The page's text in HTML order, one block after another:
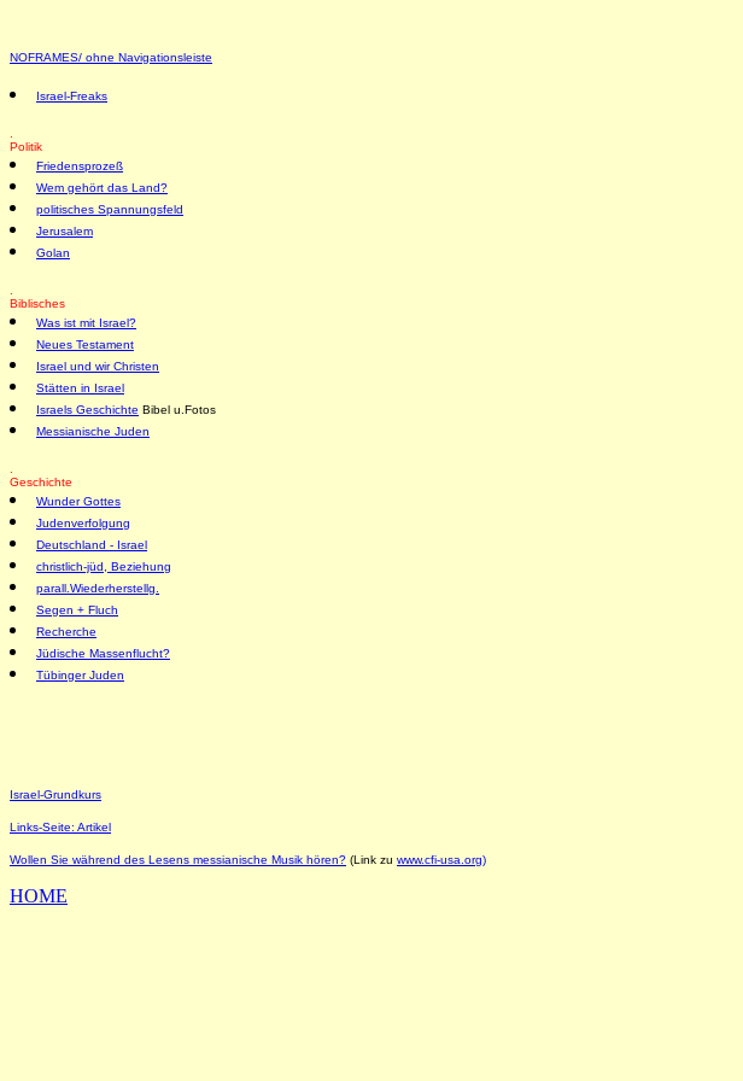
NOFRAMES/ ohne Navigationsleiste
Israel-Freaks
Politik
Friedensprozeß
Wem gehört das Land?
politisches Spannungsfeld
Jerusalem
Golan
Biblisches
Was ist mit Israel?
Neues Testament
Israel und wir Christen
Stätten in Israel
Israels Geschichte Bibel u.Fotos
Messianische Juden
Geschichte
Wunder Gottes
Judenverfolgung
Deutschland - Israel
christlich-jüd, Beziehung
parall.Wiederherstellg.
Segen + Fluch
Recherche
Jüdische Massenflucht?
Tübinger Juden
Israel-Grundkurs
Links-Seite: Artikel
Wollen Sie während des Lesens messianische Musik hören? (Link zu www.cfi-usa.org)
HOME